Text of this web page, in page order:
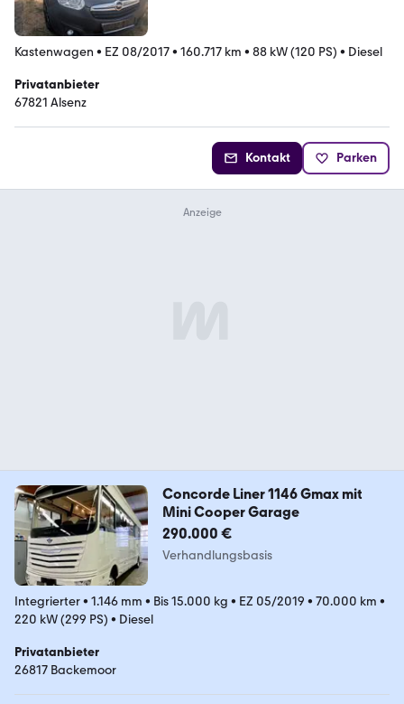
Kastenwagen • EZ 08/2017• 160.717 km • 88 kW (120 PS) • Diesel
Privatanbieter
67821 Alsenz
Kontakt Parken
Concorde Liner 1146 Gmax mit
Mini Cooper Garage
290.000 €
Verhandlungsbasis
Integrierter• 1.146 mm • Bis 15.000 kg • EZ 05/2019 • 70.000 km •
220 kW (299 PS) • Diesel
Privatanbieter
26817 Backemoor